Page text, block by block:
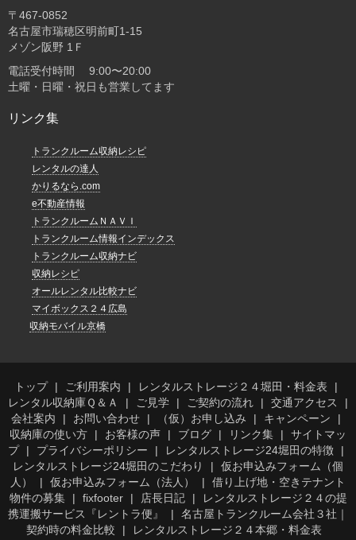
〒467-0852
名古屋市瑞穂区明前町1-15
メゾン阪野 1Ｆ
電話受付時間 9:00〜20:00
土曜・日曜・祝日も営業してます
リンク集
トランクルーム収納レシピ
レンタルの達人
かりるなら.com
e不動産情報
トランクルームＮＡＶＩ
トランクルーム情報インデックス
トランクルーム収納ナビ
収納レシピ
オールレンタル比較ナビ
マイボックス２４広島
収納モバイル京橋
トップ ご利用案内
レンタルストレージ２４堀田・料金表
レンタル収納庫Ｑ＆Ａ
ご見学 ご契約の流れ
交通アクセス
会社案内
お問い合わせ （仮）お申し込み
キャンペーン
収納庫の使い方
お客様の声 ブログ リンク集
サイトマッ
プ
プライバシーポリシー
レンタルストレージ24堀田の特徴
レンタルストレージ24堀田のこだわり
仮お申込みフォーム（個
人）
仮お申込みフォーム（法人）
借り上げ地・空きテナント
物件の募集
fixfooter 店長日記
レンタルストレージ２４の提
携運搬サービス『レントラ便』
名古屋トランクルーム会社３社｜
契約時の料金比較
レンタルストレージ２４本郷・料金表